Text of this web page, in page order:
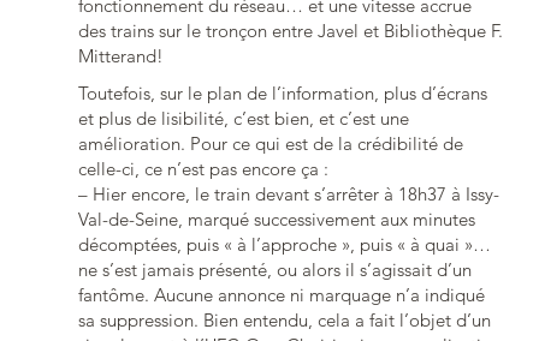
fonctionnement du réseau… et une vitesse accrue
des trains sur le tronçon entre Javel et Bibliothèque F.
Mitterand!
Toutefois, sur le plan de l’information, plus d’écrans
et plus de lisibilité, c’est bien, et c’est une
amélioration. Pour ce qui est de la crédibilité de
celle-ci, ce n’est pas encore ça :
– Hier encore, le train devant s’arrêter à 18h37 à Issy-
Val-de-Seine, marqué successivement aux minutes
décomptées, puis « à l’approche », puis « à quai »…
ne s’est jamais présenté, ou alors il s’agissait d’un
fantôme. Aucune annonce ni marquage n’a indiqué
sa suppression. Bien entendu, cela a fait l’objet d’un